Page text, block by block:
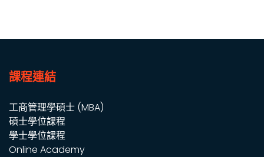
課程連結
工商管理學碩士 (MBA)
碩士學位課程
學士學位課程
Online Academy